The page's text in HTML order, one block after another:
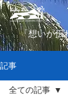
「想いが伝
記事
全ての記事